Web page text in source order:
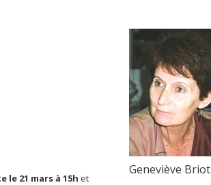
21 mars à 15h et
Geneviève Briot